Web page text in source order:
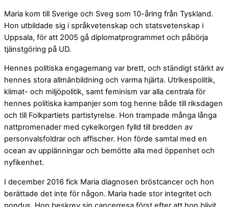
Maria kom till Sverige och Sveg som 10-åring från Tyskland.
Hon utbildade sig i språkvetenskap och statsvetenskap i
Uppsala, för att 2005 gå diplomatprogrammet och påbörja
tjänstgöring på UD.
Hennes politiska engagemang var brett, och ständigt stärkt av
hennes stora allmänbildning och varma hjärta. Utrikespolitik,
klimat- och miljöpolitik, samt feminism var alla centrala för
hennes politiska kampanjer som tog henne både till riksdagen
och till Folkpartiets partistyrelse. Hon trampade många långa
nattpromenader med cykelkorgen fylld till bredden av
personvalsfoldrar och affischer. Hon förde samtal med en
ocean av upplänningar och bemötte alla med öppenhet och
nyfikenhet.
I december 2016 fick Maria diagnosen bröstcancer och hon
berättade det inte för någon. Maria hade stor integritet och